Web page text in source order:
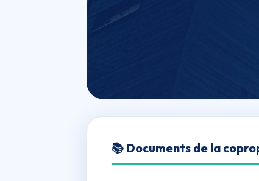
RESIDENCE
📚 Documents de la